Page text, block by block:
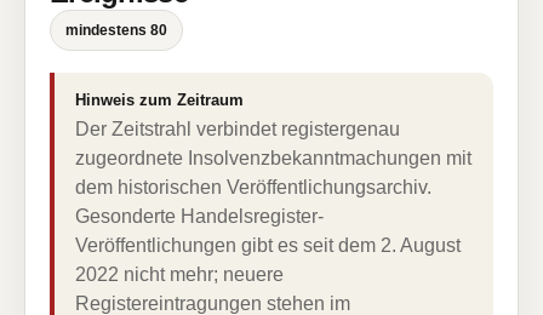
mindestens 80
Hinweis zum Zeitraum
Der Zeitstrahl verbindet registergenau
zugeordnete Insolvenzbekanntmachungen mit
dem historischen Veröffentlichungsarchiv.
Gesonderte Handelsregister-
Veröffentlichungen gibt es seit dem 2. August
2022 nicht mehr; neuere
Registereintragungen stehen im